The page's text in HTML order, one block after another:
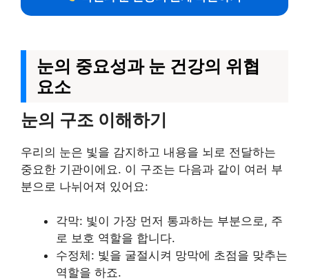
눈의 중요성과 눈 건강의 위협
요소
눈의 구조 이해하기
우리의 눈은 빛을 감지하고 내용을 뇌로 전달하는
중요한 기관이에요. 이 구조는 다음과 같이 여러 부
분으로 나뉘어져 있어요:
각막: 빛이 가장 먼저 통과하는 부분으로, 주
로 보호 역할을 합니다.
수정체: 빛을 굴절시켜 망막에 초점을 맞추는
역할을 하죠.